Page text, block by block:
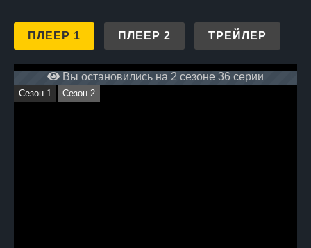
ПЛЕЕР 1 ПЛЕЕР 2 ТРЕЙЛЕР
Вы остановились на 2 сезоне 36 серии
Сезон 1 Сезон 2